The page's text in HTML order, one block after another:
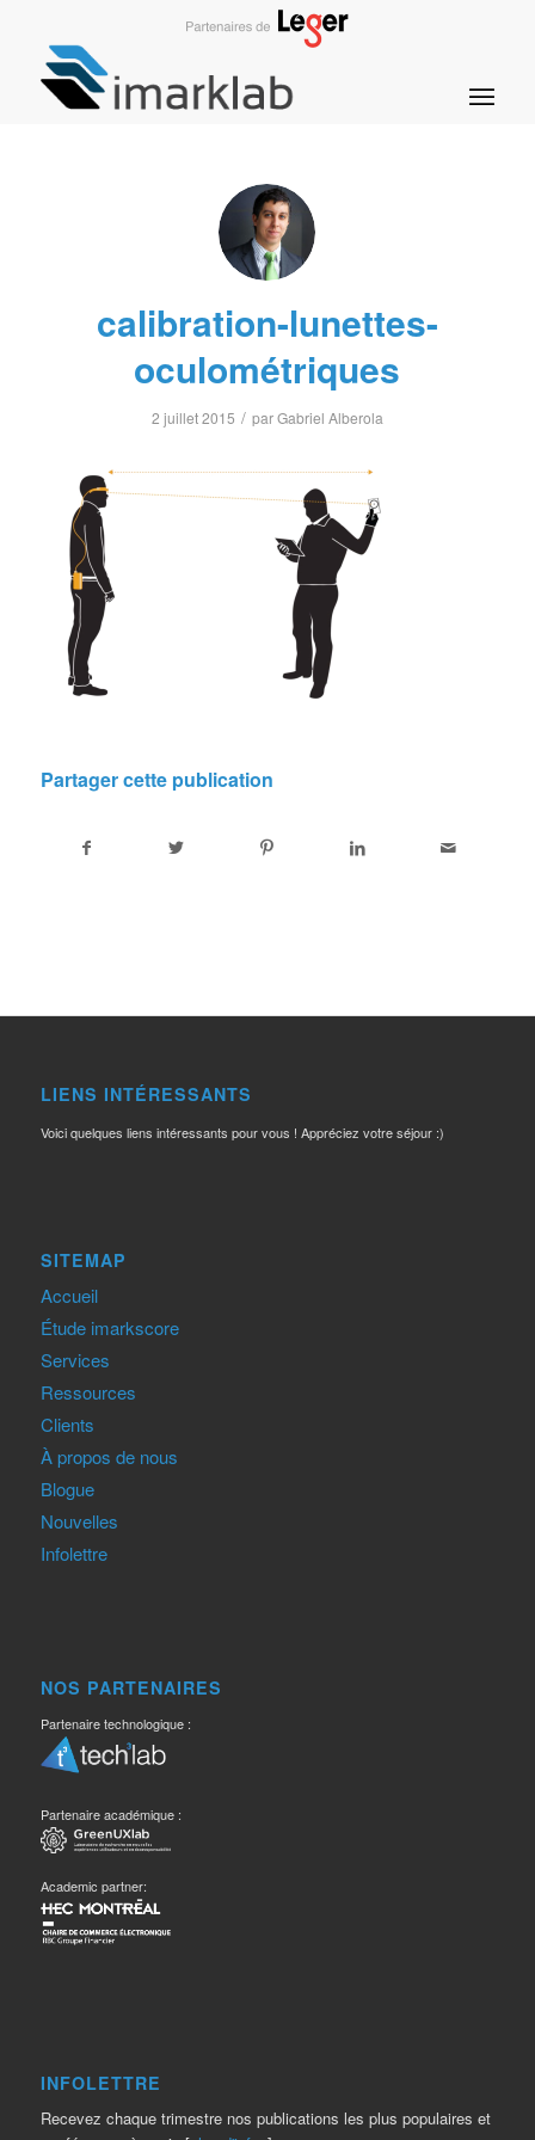
calibration-lunettes-
oculométriques
2 juillet 2015 / parGabriel Alberola
Partager cette publication
LIENS INTÉRESSANTS
Voici quelques liens intéressants pour vous ! Appréciez votre séjour :)
SITEMAP
Accueil
Étude imarkscore
Services
Ressources
Clients
À propos de nous
Blogue
Nouvelles
Infolettre
NOS PARTENAIRES
Partenaire technologique :
Partenaire académique :
Academic partner:
INFOLETTRE
Recevez chaque trimestre nos publications les plus populaires et